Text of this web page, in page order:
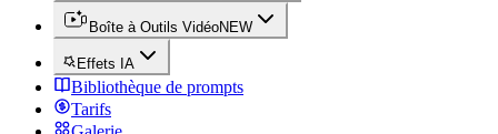
Boîte à Outils VidéoNEW
Effets IA
Bibliothèque de prompts
Tarifs